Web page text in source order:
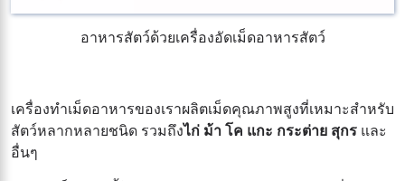
อาหารสัตว์ด้วยเครื่องอัดเม็ดอาหารสัตว์
เครื่องทำเม็ดอาหารของเราผลิตเม็ดคุณภาพสูงที่เหมาะสำหรับ
สัตว์หลากหลายชนิด รวมถึงไก่ ม้า โค แกะ กระต่าย สุกร และ
อื่นๆ